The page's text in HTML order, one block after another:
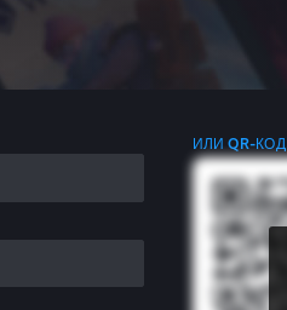
ИЛИ QR-КОД